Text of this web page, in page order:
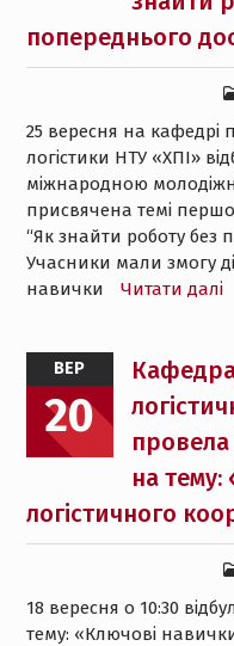
попереднього
25 вересня на кафедрі
логістики НТУ «ХПІ»
міжнародною
присвячена темі
“Як знайти роботу без
Учасники мали змогу
навички
Читати далі
ВЕР
20
провела
на
логістичного
18 вересня о 10:30
тему: «Ключові